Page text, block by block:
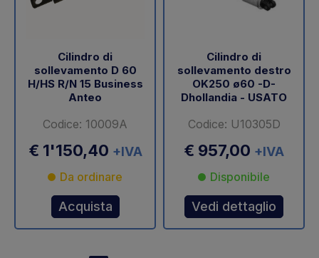
Cilindro di
sollevamento D 60
H/HS R/N 15 Business
Anteo
Codice: 10009A
€ 1'150,40 +IVA
Da ordinare
Acquista
Cilindro di
sollevamento destro
OK250 ø60 -D-
Dhollandia - USATO
Codice: U10305D
€ 957,00 +IVA
Disponibile
Vedi dettaglio